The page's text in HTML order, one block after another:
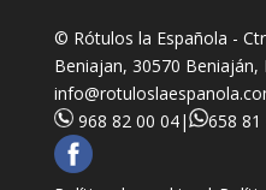
© Rótulos la Española -
Beniajan, 30570 Beniaján,
968 82 00 04| 658 81